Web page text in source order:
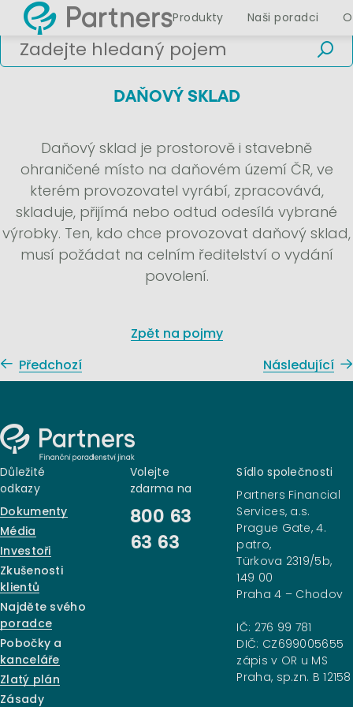
Produkty Naši poradci
DAŇOVÝ SKLAD
Daňový sklad je prostorově i stavebně
ohraničené místo na daňovém území ČR, ve
kterém provozovatel vyrábí, zpracovává,
skladuje, přijímá nebo odtud odesílá vybrané
výrobky. Ten, kdo chce provozovat daňový sklad,
musí požádat na celním ředitelství o vydání
povolení.
Zpět na pojmy
Předchozí
Následující
Důležité
odkazy
Dokumenty
Média
Investoři
Zkušenosti
klientů
Najděte svého
poradce
Pobočky a
kanceláře
Zlatý plán
Zásady
Volejte
zdarma na
800 63
63 63
Sídlo společnosti
Partners Financial
Services, a.s.
Prague Gate, 4.
patro,
Türkova 2319/5b,
149 00
Praha 4 – Chodov
IČ: 276 99 781
DIČ: CZ699005655
zápis v OR u MS
Praha, sp.zn. B 12158